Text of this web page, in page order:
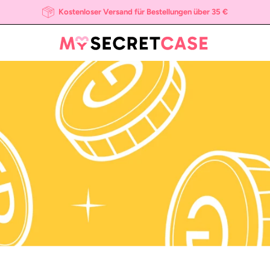
Kostenloser Versand für Bestellungen über 35 €